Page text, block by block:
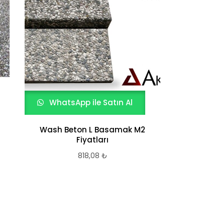
WhatsApp ile Satın Al
Wash Beton L Basamak M2
Fiyatları
818,08 ₺